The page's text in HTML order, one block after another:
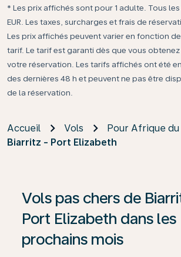
* Les prix affichés sont pour 1 adulte. Tous
EUR. Les taxes, surcharges et frais de
Les prix affichés peuvent varier en fonction
tarif. Le tarif est garanti dès que vous
votre réservation. Les tarifs affichés ont été
des dernières 48 h et peuvent ne pas être
de la réservation.
Accueil Vols
Pour Afrique du
Biarritz - Port Elizabeth
Vols pas chers de
Port Elizabeth dans les
prochains mois
Si aucun résultat n’est disponible,